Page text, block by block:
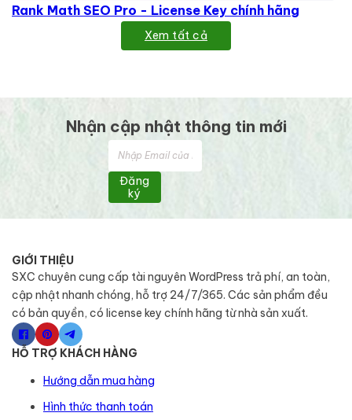
Rank Math SEO Pro - License Key chính hãng
Xem tất cả
Nhận cập nhật thông tin mới
Đăng
ký
GIỚI THIỆU
SXC chuyên cung cấp tài nguyên WordPress trả phí, an toàn,
cập nhật nhanh chóng, hỗ trợ 24/7/365. Các sản phẩm đều
có bản quyền, có license key chính hãng từ nhà sản xuất.
HỖ TRỢ KHÁCH HÀNG
Hướng dẫn mua hàng
Hình thức thanh toán